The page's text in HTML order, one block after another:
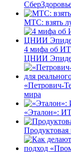
МТС: взять
4 мифа об
ЦНИИ
«Петрович-
мира
«Эталон»:
Продуктовая